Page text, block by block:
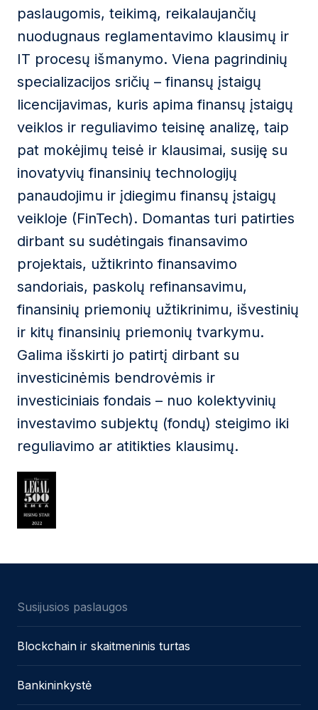
Siųsti žinutę
paslaugomis, teikimą, reikalaujančių
nuodugnaus reglamentavimo klausimų ir
IT procesų išmanymo. Viena pagrindinių
specializacijos sričių – finansų įstaigų
licencijavimas, kuris apima finansų įstaigų
veiklos ir reguliavimo teisinę analizę, taip
pat mokėjimų teisė ir klausimai, susiję su
inovatyvių finansinių technologijų
panaudojimu ir įdiegimu finansų įstaigų
veikloje (FinTech). Domantas turi patirties
dirbant su sudėtingais finansavimo
projektais, užtikrinto finansavimo
sandoriais, paskolų refinansavimu,
finansinių priemonių užtikrinimu, išvestinių
ir kitų finansinių priemonių tvarkymu.
Galima išskirti jo patirtį dirbant su
investicinėmis bendrovėmis ir
investiciniais fondais – nuo kolektyvinių
investavimo subjektų (fondų) steigimo iki
reguliavimo ar atitikties klausimų.
Susijusios paslaugos
Blockchain ir skaitmeninis turtas
Bankininkystė